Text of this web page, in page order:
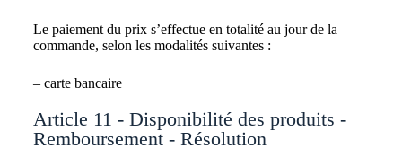
Le paiement du prix s’effectue en totalité au jour de la
commande, selon les modalités suivantes :
– carte bancaire
Article 11 - Disponibilité des produits -
Remboursement - Résolution